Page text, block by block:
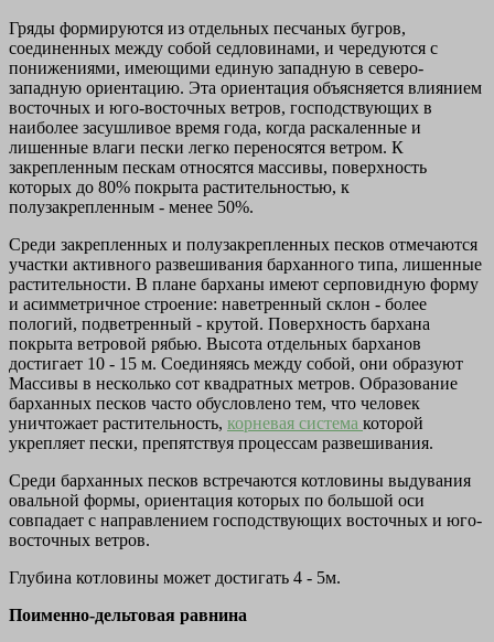
Гряды формируются из отдельных песчаных бугров,
соединенных между собой седловинами, и чередуются с
понижениями, имеющими единую западную в северо-
западную ориентацию. Эта ориентация объясняется влиянием
восточных и юго-восточных ветров, господствующих в
наиболее засушливое время года, когда раскаленные и
лишенные влаги пески легко переносятся ветром. К
закрепленным пескам относятся массивы, поверхность
которых до 80% покрыта растительностью, к
полузакрепленным - менее 50%.
Среди закрепленных и полузакрепленных песков отмечаются
участки активного развешивания барханного типа, лишенные
растительности. В плане барханы имеют серповидную форму
и асимметричное строение: наветренный склон - более
пологий, подветренный - крутой. Поверхность бархана
покрыта ветровой рябью. Высота отдельных барханов
достигает 10 - 15 м. Соединяясь между собой, они образуют
Массивы в несколько сот квадратных метров. Образование
барханных песков часто обусловлено тем, что человек
уничтожает растительность, корневая система которой
укрепляет пески, препятствуя процессам развешивания.
Среди барханных песков встречаются котловины выдувания
овальной формы, ориентация которых по большой оси
совпадает с направлением господствующих восточных и юго-
восточных ветров.
Глубина котловины может достигать 4 - 5м.
Поименно-дельтовая равнина